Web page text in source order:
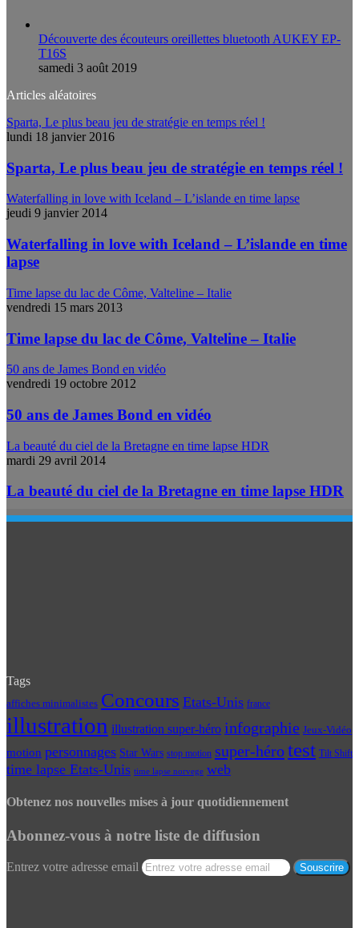
Découverte des écouteurs oreillettes bluetooth AUKEY EP-
T16S
samedi 3 août 2019
Articles aléatoires
Sparta, Le plus beau jeu de stratégie en temps réel !
lundi 18 janvier 2016
Sparta, Le plus beau jeu de stratégie en temps réel !
Waterfalling in love with Iceland – L’islande en time lapse
jeudi 9 janvier 2014
Waterfalling in love with Iceland – L’islande en time
lapse
Time lapse du lac de Côme, Valteline – Italie
vendredi 15 mars 2013
Time lapse du lac de Côme, Valteline – Italie
50 ans de James Bond en vidéo
vendredi 19 octobre 2012
50 ans de James Bond en vidéo
La beauté du ciel de la Bretagne en time lapse HDR
mardi 29 avril 2014
La beauté du ciel de la Bretagne en time lapse HDR
Tags
affiches minimalistes Concours Etats-Unis france
illustration illustration super-héro infographie Jeux-Vidéo
motion personnages Star Wars stop motion super-hérotest Tilt Shift
time lapse Etats-Unis time lapse norvege web
Obtenez nos nouvelles mises à jour quotidiennement
Abonnez-vous à notre liste de diffusion
Entrez votre adresse email